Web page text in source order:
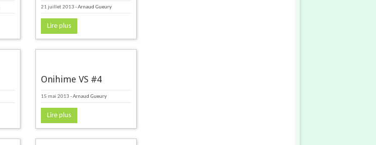
21 juillet 2013 -Arnaud Gueury
Lire plus
Onihime VS #4
15 mai 2013 -Arnaud Gueury
Lire plus